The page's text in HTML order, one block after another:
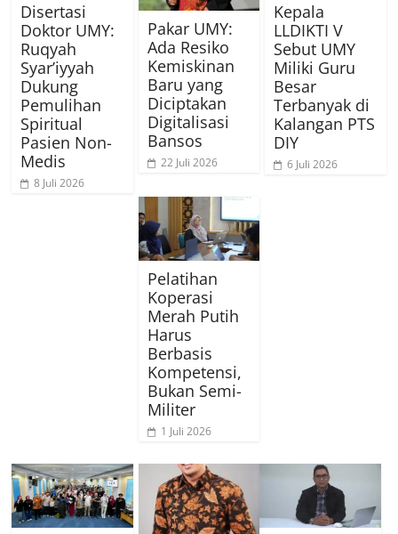
Disertasi
Doktor UMY:
Ruqyah
Syar’iyyah
Dukung
Pemulihan
Spiritual
Pasien Non-
Medis
8 Juli 2026
Pakar UMY:
Ada Resiko
Kemiskinan
Baru yang
Diciptakan
Digitalisasi
Bansos
22 Juli 2026
Kepala
LLDIKTI V
Sebut UMY
Miliki Guru
Besar
Terbanyak di
Kalangan PTS
DIY
6 Juli 2026
Pelatihan
Koperasi
Merah Putih
Harus
Berbasis
Kompetensi,
Bukan Semi-
Militer
1 Juli 2026